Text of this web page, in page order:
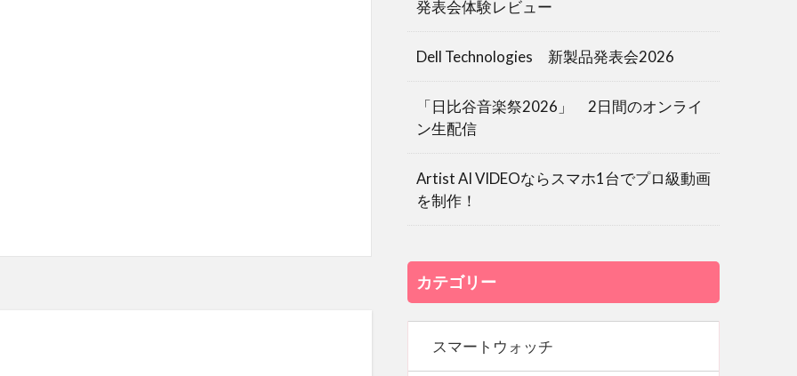
発表会体験レビュー
Dell Technologies 新製品発表会2026
「日比谷音楽祭2026」 2日間のオンライ
ン生配信
Artist AI VIDEOならスマホ1台でプロ級動画
を制作！
カテゴリー
スマートウォッチ